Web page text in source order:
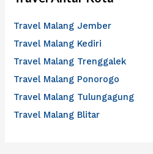
Travel Malang Jember
Travel Malang Kediri
Travel Malang Trenggalek
Travel Malang Ponorogo
Travel Malang Tulungagung
Travel Malang Blitar